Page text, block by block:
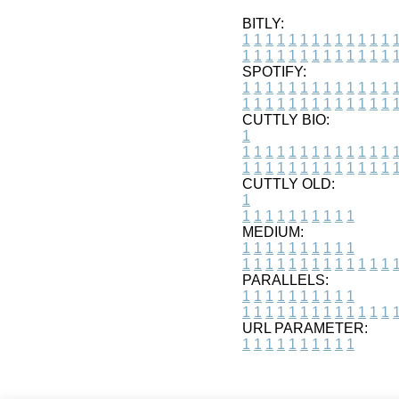
BITLY:
1 1 1 1 1 1 1 1 1 1 1 1 1 1
1 1 1 1 1 1 1 1 1 1 1 1 1 1
SPOTIFY:
1 1 1 1 1 1 1 1 1 1 1 1 1 1
1 1 1 1 1 1 1 1 1 1 1 1 1 1
CUTTLY BIO:
1
1 1 1 1 1 1 1 1 1 1 1 1 1 1
1 1 1 1 1 1 1 1 1 1 1 1 1 1
CUTTLY OLD:
1
1 1 1 1 1 1 1 1 1 1
MEDIUM:
1 1 1 1 1 1 1 1 1 1
1 1 1 1 1 1 1 1 1 1 1 1 1 1
PARALLELS:
1 1 1 1 1 1 1 1 1 1
1 1 1 1 1 1 1 1 1 1 1 1 1 1
URL PARAMETER:
1 1 1 1 1 1 1 1 1 1